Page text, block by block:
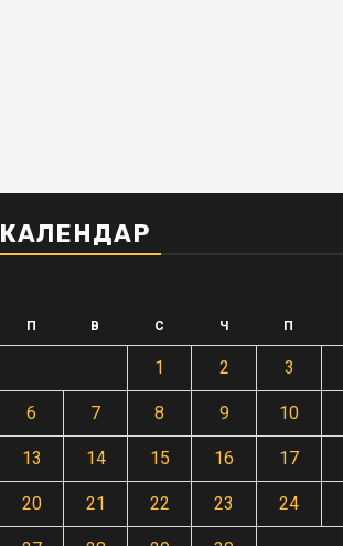
КАЛЕНДАР
П В С Ч П
1 2 3
6 7 8 9 10
13 14 15 16 17
20 21 22 23 24